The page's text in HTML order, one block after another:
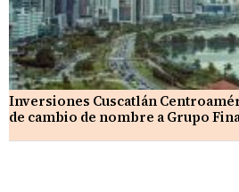
Inversiones Cuscatlán
de cambio de nombre a Grupo